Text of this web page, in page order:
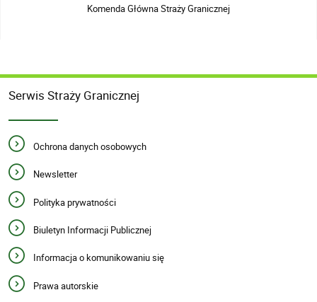
Komenda Główna Straży Granicznej
Serwis Straży Granicznej
Ochrona danych osobowych
Newsletter
Polityka prywatności
Biuletyn Informacji Publicznej
Informacja o komunikowaniu się
Prawa autorskie